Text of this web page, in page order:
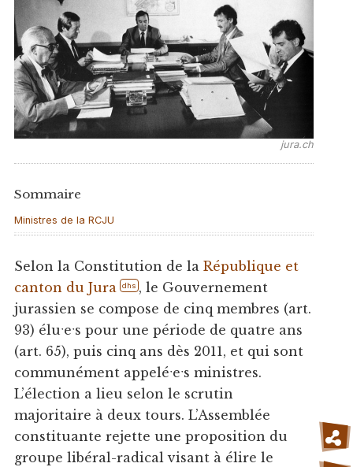
jura.ch
Sommaire
Ministres de la RCJU
Selon la Constitution de la République et
canton du Jura
dhs , le Gouvernement
jurassien se compose de cinq membres (art.
93) éluˑeˑs pour une période de quatre ans
(art. 65), puis cinq ans dès 2011, et qui sont
communément appeléˑeˑs ministres.
L’élection a lieu selon le scrutin
majoritaire à deux tours. L’Assemblée
constituante rejette une proposition du
groupe libéral-radical visant à élire le